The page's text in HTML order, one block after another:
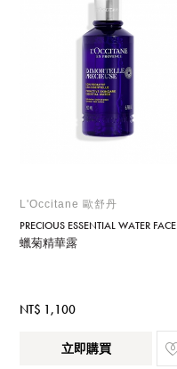
L'Occitane 歐舒丹
PRECIOUS ESSENTIAL WATER FACE
蠟菊精華露
NT$ 1,100
立即購買